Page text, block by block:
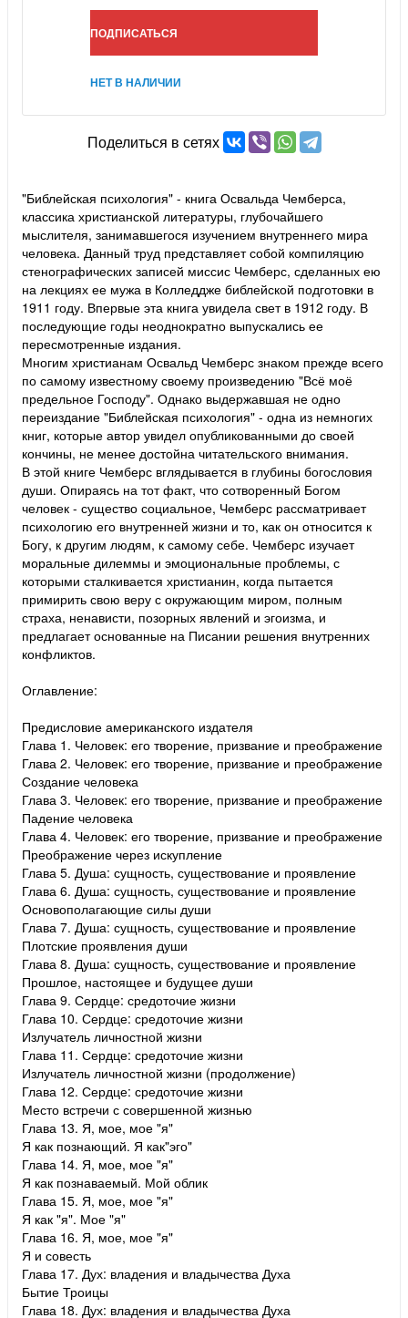
ПОДПИСАТЬСЯ
НЕТ В НАЛИЧИИ
Поделиться в сетях
"Библейская психология" - книга Освальда Чемберса,
классика христианской литературы, глубочайшего
мыслителя, занимавшегося изучением внутреннего мира
человека. Данный труд представляет собой компиляцию
стенографических записей миссис Чемберс, сделанных ею
на лекциях ее мужа в Колледдже библейской подготовки в
1911 году. Впервые эта книга увидела свет в 1912 году. В
последующие годы неоднократно выпускались ее
пересмотренные издания.
Многим христианам Освальд Чемберс знаком прежде всего
по самому известному своему произведению "Всё моё
предельное Господу". Однако выдержавшая не одно
переиздание "Библейская психология" - одна из немногих
книг, которые автор увидел опубликованными до своей
кончины, не менее достойна читательского внимания.
В этой книге Чемберс вглядывается в глубины богословия
души. Опираясь на тот факт, что сотворенный Богом
человек - существо социальное, Чемберс рассматривает
психологию его внутренней жизни и то, как он относится к
Богу, к другим людям, к самому себе. Чемберс изучает
моральные дилеммы и эмоциональные проблемы, с
которыми сталкивается христианин, когда пытается
примирить свою веру с окружающим миром, полным
страха, ненависти, позорных явлений и эгоизма, и
предлагает основанные на Писании решения внутренних
конфликтов.
Оглавление:
Предисловие американского издателя
Глава 1. Человек: его творение, призвание и преображение
Глава 2. Человек: его творение, призвание и преображение
Создание человека
Глава 3. Человек: его творение, призвание и преображение
Падение человека
Глава 4. Человек: его творение, призвание и преображение
Преображение через искупление
Глава 5. Душа: сущность, существование и проявление
Глава 6. Душа: сущность, существование и проявление
Основополагающие силы души
Глава 7. Душа: сущность, существование и проявление
Плотские проявления души
Глава 8. Душа: сущность, существование и проявление
Прошлое, настоящее и будущее души
Глава 9. Сердце: средоточие жизни
Глава 10. Сердце: средоточие жизни
Излучатель личностной жизни
Глава 11. Сердце: средоточие жизни
Излучатель личностной жизни (продолжение)
Глава 12. Сердце: средоточие жизни
Место встречи с совершенной жизнью
Глава 13. Я, мое, мое "я"
Я как познающий. Я как"эго"
Глава 14. Я, мое, мое "я"
Я как познаваемый. Мой облик
Глава 15. Я, мое, мое "я"
Я как "я". Мое "я"
Глава 16. Я, мое, мое "я"
Я и совесть
Глава 17. Дух: владения и владычества Духа
Бытие Троицы
Глава 18. Дух: владения и владычества Духа